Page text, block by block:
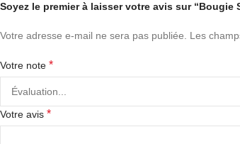
Soyez le premier à laisser votre avis sur
Votre adresse e-mail ne sera pas publiée. Les
Votre note *
Votre avis *